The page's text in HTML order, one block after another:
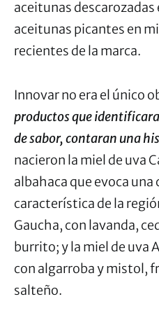
aceitunas descarozadas
aceitunas picantes en
recientes de la marca.
Innovar no era el único
productos que
de sabor, contaran una
nacieron la miel de uva
albahaca que evoca una
característica de la
Gaucha, con lavanda,
burrito; y la miel de uva
con algarroba y mistol,
salteño.